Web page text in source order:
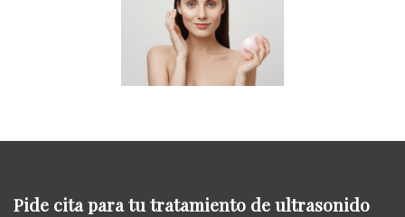
Pide cita para tu tratamiento de ultrasonido